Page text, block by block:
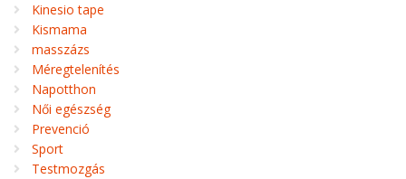
Kinesio tape
Kismama
masszázs
Méregtelenítés
Napotthon
Női egészség
Prevenció
Sport
Testmozgás